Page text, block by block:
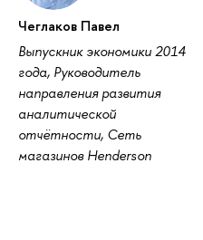
Чеглаков Павел
Выпускник экономики 2014
года, Руководитель
направления развития
аналитической
отчётности, Сеть
магазинов Henderson